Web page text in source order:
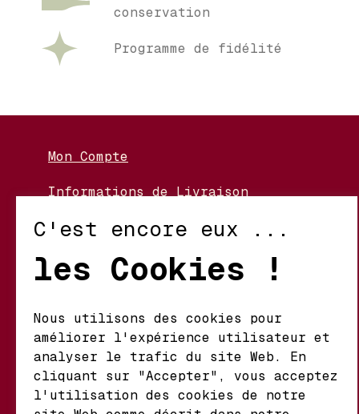
conservation
Programme de fidélité
Mon Compte
Informations de Livraison
Conditions d’Utilisation
Mathieu S.A. Vins fins
d'origine
Chemin du Coteau 29 A
1123 Aclens Suisse
C'est encore eux ...
les Cookies !
Nous utilisons des cookies pour
améliorer l'expérience utilisateur et
analyser le trafic du site Web. En
cliquant sur "Accepter", vous acceptez
l'utilisation des cookies de notre